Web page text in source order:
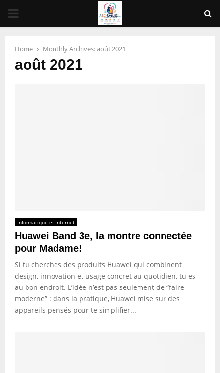
PRIMARY
Home Monthly Archives: août 2021
août 2021
Informatique et Internet
Huawei Band 3e, la montre connectée
pour Madame!
Si tu cherches des produits Huawei qui combinent
design, innovation et usage concret au quotidien, tu es
au bon endroit. L’idée n’est pas seulement de “faire
moderne” : dans la pratique, Huawei mise sur des
appareils pensés pour te simplifier...